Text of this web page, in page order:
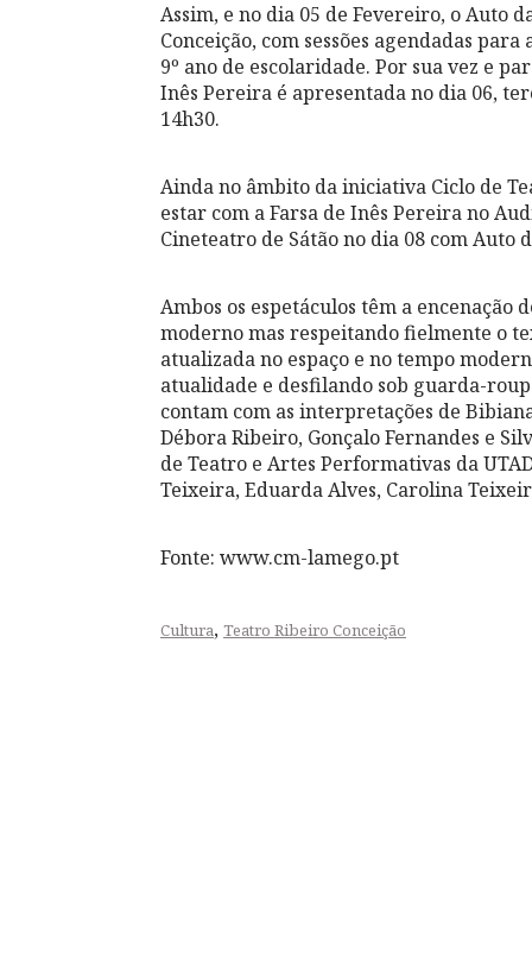
Assim, e no dia 05 de Fevereiro, o Auto
Conceição, com sessões agendadas
9º ano de escolaridade. Por sua vez e
Inês Pereira é apresentada no dia 06,
14h30.
Ainda no âmbito da iniciativa Ciclo de
estar com a Farsa de Inês Pereira no
Cineteatro de Sátão no dia 08 com Auto
Ambos os espetáculos têm a
moderno mas respeitando fielmente o
atualizada no espaço e no tempo
atualidade e desfilando sob guarda-
contam com as interpretações de
Débora Ribeiro, Gonçalo Fernandes e
de Teatro e Artes Performativas da
Teixeira, Eduarda Alves, Carolina
Fonte: www.cm-lamego.pt
Cultura, Teatro Ribeiro Conceição